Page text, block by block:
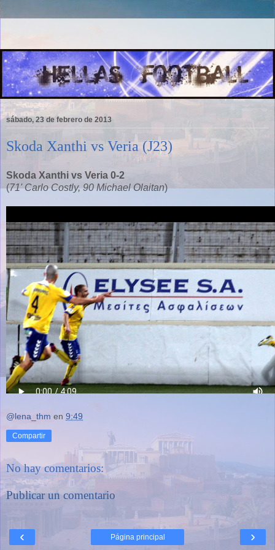
sábado, 23 de febrero de 2013
Skoda Xanthi vs Veria (J23)
Skoda Xanthi vs Veria 0-2
(71' Carlo Costly, 90 Michael Olaitan)
@lena_thm en 9:49
Compartir
No hay comentarios:
Publicar un comentario
‹ ›
Página principal